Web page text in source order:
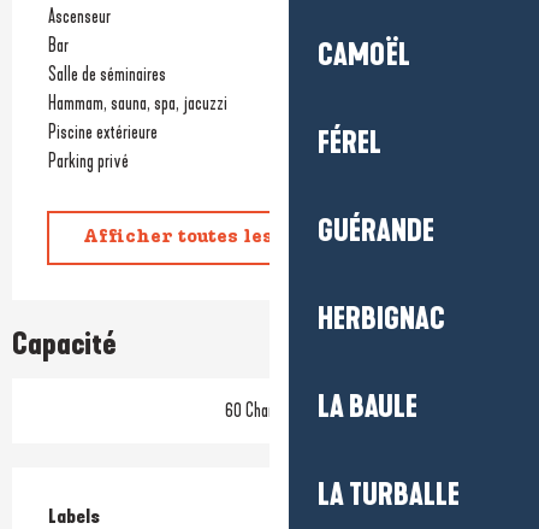
CAMOËL
FÉREL
GUÉRANDE
HERBIGNAC
LA BAULE
LA TURBALLE
Ascenseur
Bar
Salle de séminaires
Hammam, sauna, spa, jacuzzi
Piscine extérieure
Parking privé
Afficher toutes les prestations
Capacité
60 Chambre(s)
Offres de prestations
Labels
Labels